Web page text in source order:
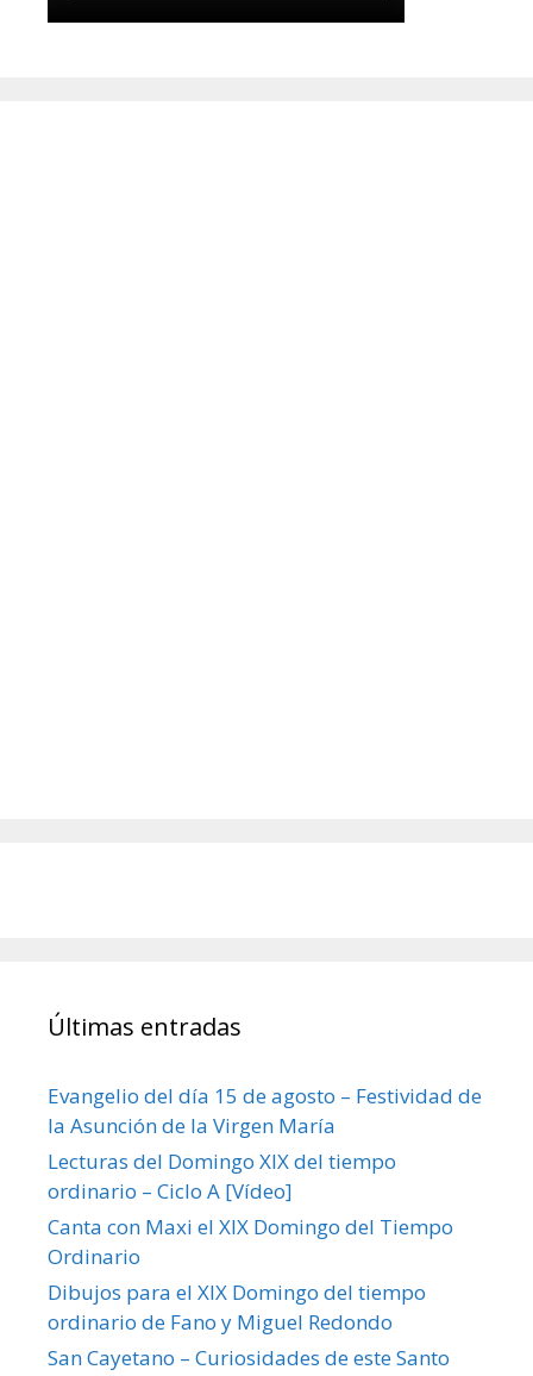
Últimas entradas
Evangelio del día 15 de agosto – Festividad de
la Asunción de la Virgen María
Lecturas del Domingo XIX del tiempo
ordinario – Ciclo A [Vídeo]
Canta con Maxi el XIX Domingo del Tiempo
Ordinario
Dibujos para el XIX Domingo del tiempo
ordinario de Fano y Miguel Redondo
San Cayetano – Curiosidades de este Santo